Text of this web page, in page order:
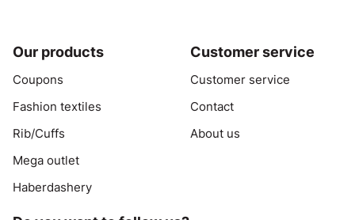
Our products
Coupons
Fashion textiles
Rib/Cuffs
Mega outlet
Haberdashery
Customer service
Customer service
Contact
About us